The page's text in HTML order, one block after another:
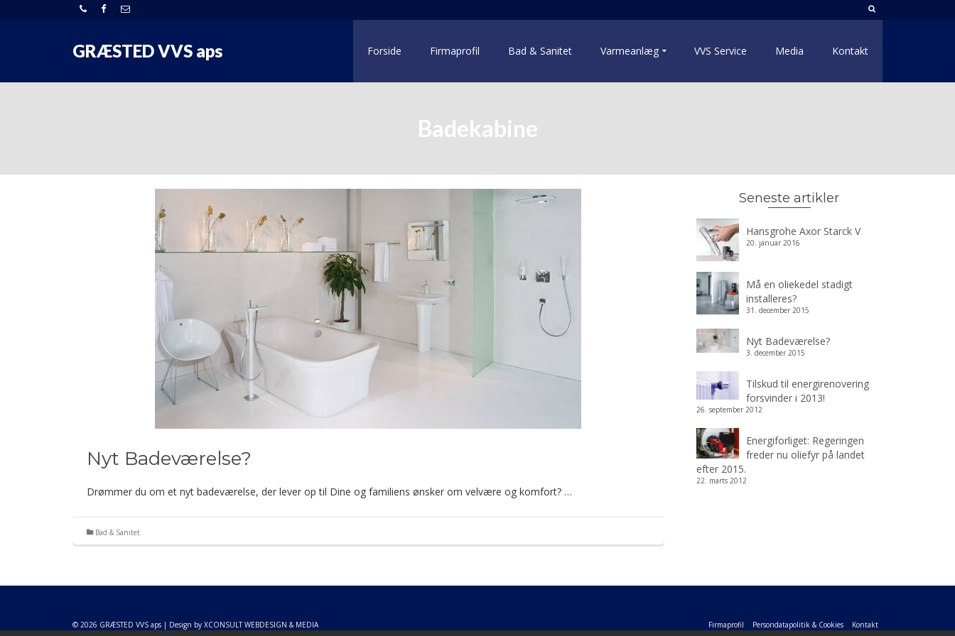
GRÆSTED VVS aps Forside Firmaprofil Bad & Sanitet Varmeanlæg VVS Service Media Kontakt
Badekabine
Nyt Badeværelse?
Drømmer du om et nyt badeværelse, der lever op til Dine og familiens ønsker om velvære og komfort? …
Bad & Sanitet
Seneste artikler
Hansgrohe Axor Starck V
20. januar 2016
Må en oliekedel stadigt
installeres?
31. december 2015
Nyt Badeværelse?
3. december 2015
Tilskud til energirenovering
forsvinder i 2013!
26. september 2012
Energiforliget: Regeringen
freder nu oliefyr på landet
efter 2015.
22. marts 2012
Firmaprofil Persondatapolitik & Cookies Kontakt
© 2026 GRÆSTED VVS aps | Design by XCONSULT WEBDESIGN & MEDIA